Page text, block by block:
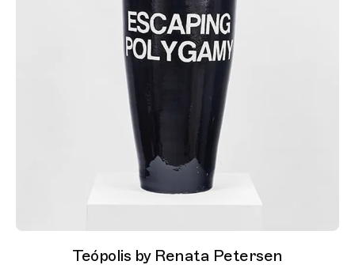
Teópolis by Renata Petersen